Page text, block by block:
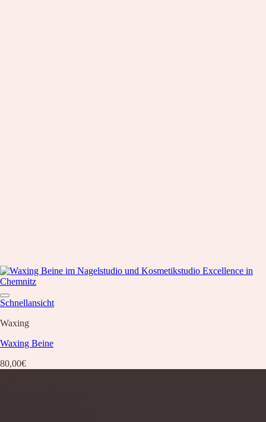
Schnellansicht
Waxing
Waxing Beine
80,00€